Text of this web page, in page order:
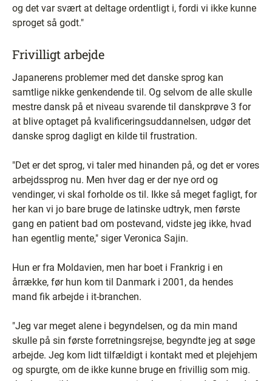
og det var svært at deltage ordentligt i, fordi vi ikke kunne
sproget så godt."
Frivilligt arbejde
Japanerens problemer med det danske sprog kan
samtlige nikke genkendende til. Og selvom de alle skulle
mestre dansk på et niveau svarende til danskprøve 3 for
at blive optaget på kvalificeringsuddannelsen, udgør det
danske sprog dagligt en kilde til frustration.
"Det er det sprog, vi taler med hinanden på, og det er vores
arbejdssprog nu. Men hver dag er der nye ord og
vendinger, vi skal forholde os til. Ikke så meget fagligt, for
her kan vi jo bare bruge de latinske udtryk, men første
gang en patient bad om postevand, vidste jeg ikke, hvad
han egentlig mente," siger Veronica Sajin.
Hun er fra Moldavien, men har boet i Frankrig i en
årrække, før hun kom til Danmark i 2001, da hendes
mand fik arbejde i it-branchen.
"Jeg var meget alene i begyndelsen, og da min mand
skulle på sin første forretningsrejse, begyndte jeg at søge
arbejde. Jeg kom lidt tilfældigt i kontakt med et plejehjem
og spurgte, om de ikke kunne bruge en frivillig som mig.